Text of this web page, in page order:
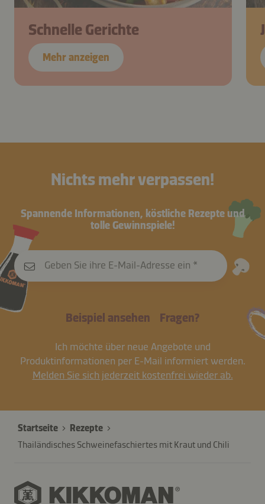
Schnelle Gerichte
Mehr anzeigen
Nichts mehr verpassen!
Spannende Informationen, köstliche Rezepte und
tolle Gewinnspiele!
Geben Sie ihre E-Mail-Adresse ein
Beispiel ansehen Fragen?
Ich möchte über neue Angebote und
Produktinformationen per E-Mail informiert werden.
Melden Sie sich jederzeit kostenfrei wieder ab.
Startseite
Rezepte
Thailändisches Schweinefaschiertes mit Kraut und Chili